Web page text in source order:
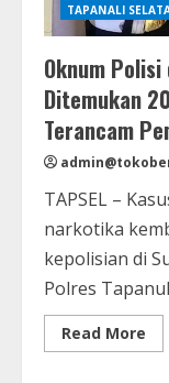
TAPANALI
Oknum
Ditemukan
Terancam
TAPSEL –
narkotika
kepolisian di
Polres
Read More